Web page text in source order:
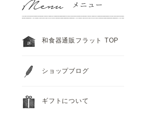
和食器通販フラット TOP
ショップブログ
ギフトについて